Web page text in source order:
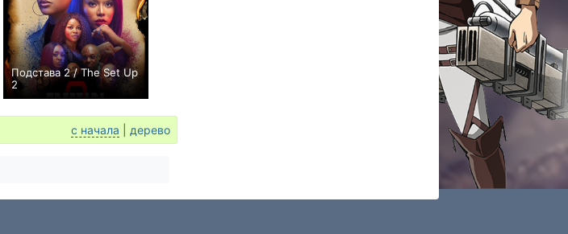
Подстава 2 / The Set Up
2
0
с начала дерево